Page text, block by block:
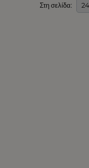
Στη σελίδα: